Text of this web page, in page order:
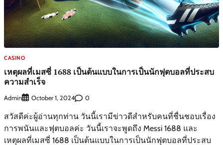
CASINO
เหตุผลที่เมสซี่ 1688 เป็นต้นแบบในการเป็นนักฟุตบอลที่ประสบ
ความสำเร็จ
Admin October 1, 2024 0
สวัสดีค่ะผู้อ่านทุกท่าน วันนี้เรามีข่าวดีสำหรับคนที่ชื่นชอบเรื่อง
การพนันและฟุตบอลค่ะ วันนี้เราจะพูดถึง Messi 1688 และ
เหตุผลที่เมสซี่ 1688 เป็นต้นแบบในการเป็นนักฟุตบอลที่ประสบ